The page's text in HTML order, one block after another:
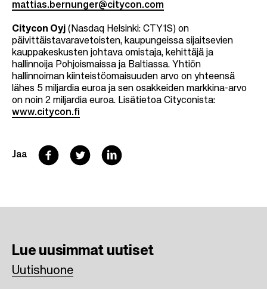
mattias.bernunger@citycon.com
Citycon Oyj (Nasdaq Helsinki: CTY1S) on
päivittäistavaravetoisten, kaupungeissa sijaitsevien
kauppakeskusten johtava omistaja, kehittäjä ja
hallinnoija Pohjoismaissa ja Baltiassa. Yhtiön
hallinnoiman kiinteistöomaisuuden arvo on yhteensä
lähes 5 miljardia euroa ja sen osakkeiden markkina-arvo
on noin 2 miljardia euroa. Lisätietoa Cityconista:
www.citycon.fi
Jaa F
o
o
T
e
r
L
d
Lue uusimmat uutiset
Uutishuone